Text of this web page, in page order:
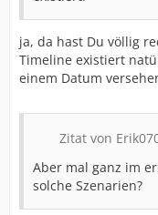
ja, da hast Du völlig
Timeline existiert
einem Datum
Zitat von
Aber mal ganz im
solche Szenarien?